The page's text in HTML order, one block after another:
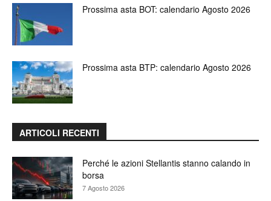
Prossima asta BOT: calendario Agosto 2026
Prossima asta BTP: calendario Agosto 2026
ARTICOLI RECENTI
Perché le azioni Stellantis stanno calando in
borsa
7 Agosto 2026